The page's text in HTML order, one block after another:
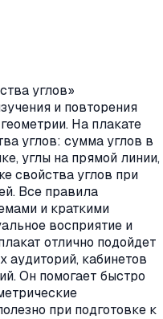
углов»
и повторения
На плакате
углов: сумма углов в
углы на прямой линии,
свойства углов при
Все правила
и краткими
восприятие и
отлично подойдет
кабинетов
Он помогает быстро
при подготовке к